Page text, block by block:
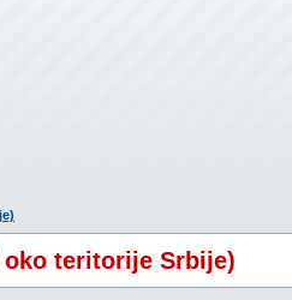
teritorije Srbije)